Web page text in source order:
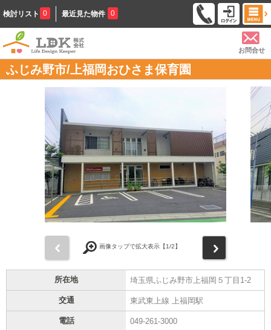
検討リスト 0 最近見た物件 0
お問合せ
ふじみ野市/上福岡おひさま保育園
画像タップで拡大表示【1/2】
所在地 埼玉県ふじみ野市上福岡５丁目1-2
交通 東武東上線 上福岡駅
電話 049-261-3000